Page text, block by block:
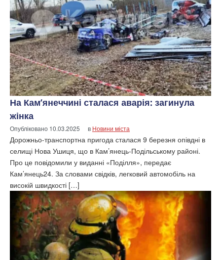
На Кам’янеччині сталася аварія: загинула
жінка
Опубліковано 10.03.2025 в Новини міста
Дорожньо-транспортна пригода сталася 9 березня опівдні в
селищі Нова Ушиця, що в Кам’янець-Подільському районі.
Про це повідомили у виданні «Поділля», передає
Кам’янець24. За словами свідків, легковий автомобіль на
високій швидкості […]